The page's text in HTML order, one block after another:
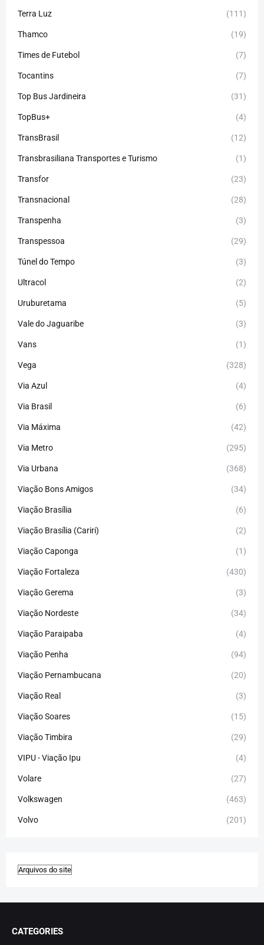
Terra Luz (111)
Thamco (19)
Times de Futebol (7)
Tocantins (7)
Top Bus Jardineira (31)
TopBus+ (4)
TransBrasil (12)
Transbrasiliana Transportes e Turismo (1)
Transfor (23)
Transnacional (28)
Transpenha (3)
Transpessoa (29)
Túnel do Tempo (3)
Ultracol (2)
Uruburetama (5)
Vale do Jaguaribe (3)
Vans (1)
Vega (328)
Via Azul (4)
Via Brasil (6)
Via Máxima (42)
Via Metro (295)
Via Urbana (368)
Viação Bons Amigos (34)
Viação Brasília (6)
Viação Brasília (Cariri) (2)
Viação Caponga (1)
Viação Fortaleza (430)
Viação Gerema (3)
Viação Nordeste (34)
Viação Paraipaba (4)
Viação Penha (94)
Viação Pernambucana (20)
Viação Real (3)
Viação Soares (15)
Viação Timbira (29)
VIPU - Viação Ipu (4)
Volare (27)
Volkswagen (463)
Volvo (201)
CATEGORIES